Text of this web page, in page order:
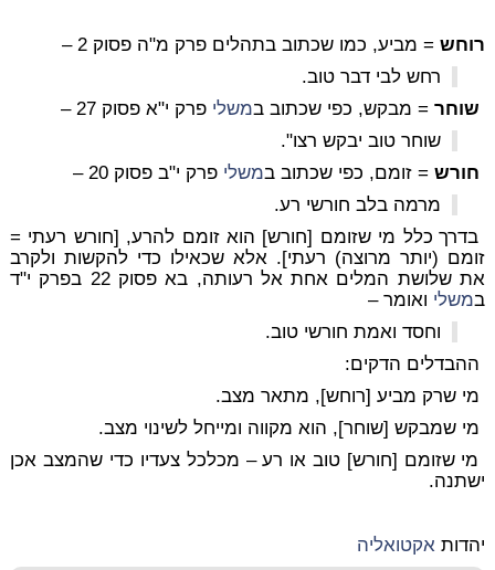
רוחש= מביע, כמו שכתוב בתהלים פרק מ"ה פסוק 2 –
רחש לבי דבר טוב.
שוחר = מבקש, כפי שכתוב במשלי פרק י"א פסוק 27 –
שוחר טוב יבקש רצו".
חורש = זומם, כפי שכתוב במשלי פרק י"ב פסוק 20 –
מרמה בלב חורשי רע.
בדרך כלל מי שזומם [חורש] הוא זומם להרע, [חורש רעתי =
זומם (יותר מרוצה) רעתי]. אלא שכאילו כדי להקשות ולקרב
את שלושת המלים אחת אל רעותה, בא פסוק 22 בפרק י"ד
במשלי ואומר –
וחסד ואמת חורשי טוב.
ההבדלים הדקים:
מי שרק מביע [רוחש], מתאר מצב.
מי שמבקש [שוחר], הוא מקווה ומייחל לשינוי מצב.
מי שזומם [חורש] טוב או רע – מכלכל צעדיו כדי שהמצב אכן
ישתנה.
יהדות אקטואליה